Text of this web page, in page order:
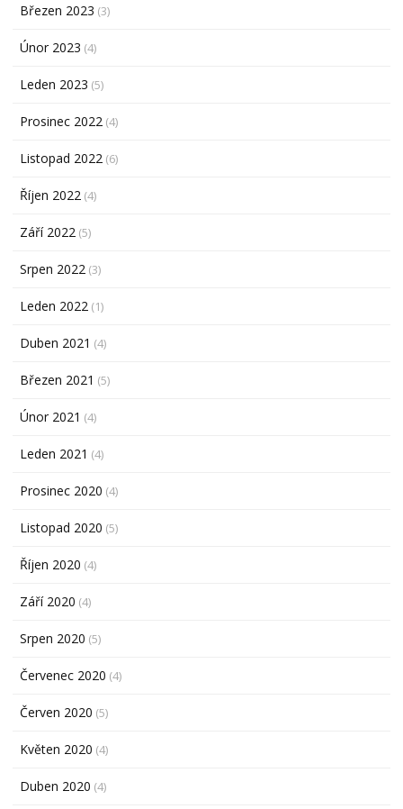
Březen 2023 (3)
Únor 2023 (4)
Leden 2023 (5)
Prosinec 2022 (4)
Listopad 2022 (6)
Říjen 2022 (4)
Září 2022 (5)
Srpen 2022 (3)
Leden 2022 (1)
Duben 2021 (4)
Březen 2021 (5)
Únor 2021 (4)
Leden 2021 (4)
Prosinec 2020 (4)
Listopad 2020 (5)
Říjen 2020 (4)
Září 2020 (4)
Srpen 2020 (5)
Červenec 2020 (4)
Červen 2020 (5)
Květen 2020 (4)
Duben 2020 (4)